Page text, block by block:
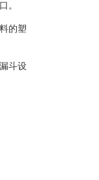
。
的塑
斗设